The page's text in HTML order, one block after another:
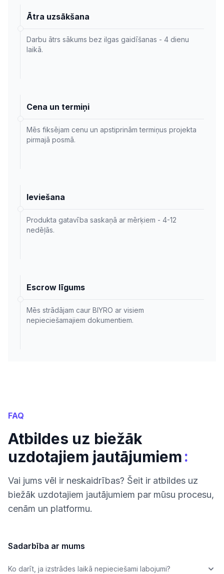
Ātra uzsākšana
Darbu ātrs sākums bez ilgas gaidīšanas - 4 dienu
laikā.
Cena un termiņi
Mēs fiksējam cenu un apstiprinām termiņus projekta
pirmajā posmā.
Ieviešana
Produkta gatavība saskaņā ar mērķiem - 4-12
nedēļās.
Escrow līgums
Mēs strādājam caur BIYRO ar visiem
nepieciešamajiem dokumentiem.
FAQ
Atbildes uz biežāk
uzdotajiem jautājumiem:
Vai jums vēl ir neskaidrības? Šeit ir atbildes uz
biežāk uzdotajiem jautājumiem par mūsu procesu,
cenām un platformu.
Sadarbība ar mums
Ko darīt, ja izstrādes laikā nepieciešami labojumi?